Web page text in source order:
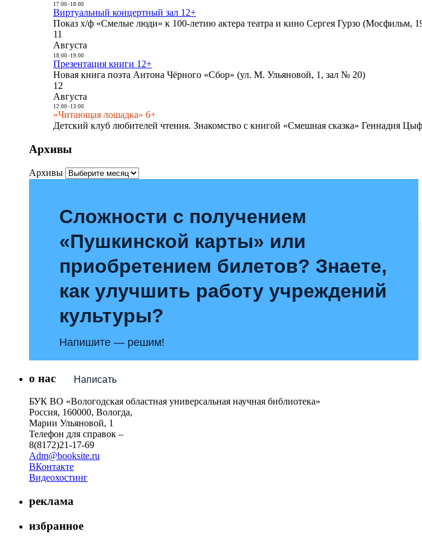
17:00- 18:00
Виртуальный концертный зал 12+
Показ х/ф «Смелые люди» к 100-летию актера театра и кино Сергея Гурзо (Мосфильм,
11
Августа
18:00- 19:00
Презентация книги 12+
Новая книга поэта Антона Чёрного «Сбор» (ул. М. Ульяновой, 1, зал № 20)
12
Августа
12:00- 13:00
«Читающая лошадка» 6+
Детский клуб любителей чтения. Знакомство с книгой «Смешная сказка» Геннадия
Архивы
Архивы
Сложности с получением
«Пушкинской карты» или
приобретением билетов? Знаете,
как улучшить работу учреждений
культуры?
Напишите — решим!
Написать
о нас
БУК ВО «Вологодская областная универсальная научная библиотека»
Россия, 160000, Вологда,
Марии Ульяновой, 1
Телефон для справок –
8(8172)21-17-69
Adm@booksite.ru
ВКонтакте
Видеохостинг
реклама
избранное